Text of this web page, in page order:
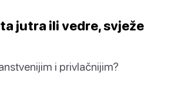
jutra ili vedre, svježe
i privlačnijim?